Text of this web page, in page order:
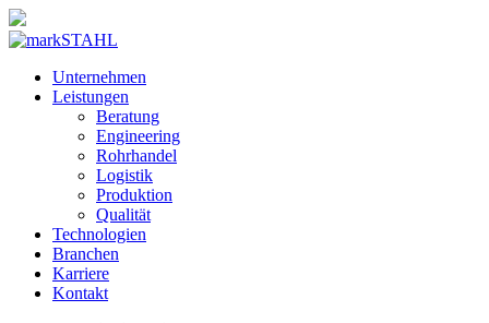
Unternehmen
Leistungen
Beratung
Engineering
Rohrhandel
Logistik
Produktion
Qualität
Technologien
Branchen
Karriere
Kontakt